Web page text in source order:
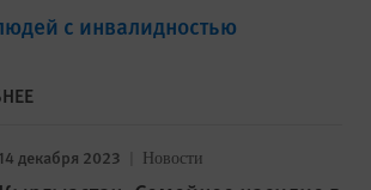
с инвалидностью
14 декабря 2023 Новости